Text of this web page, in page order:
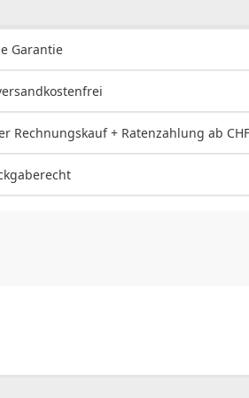
Garantie
Rechnungskauf + Ratenzahlung ab